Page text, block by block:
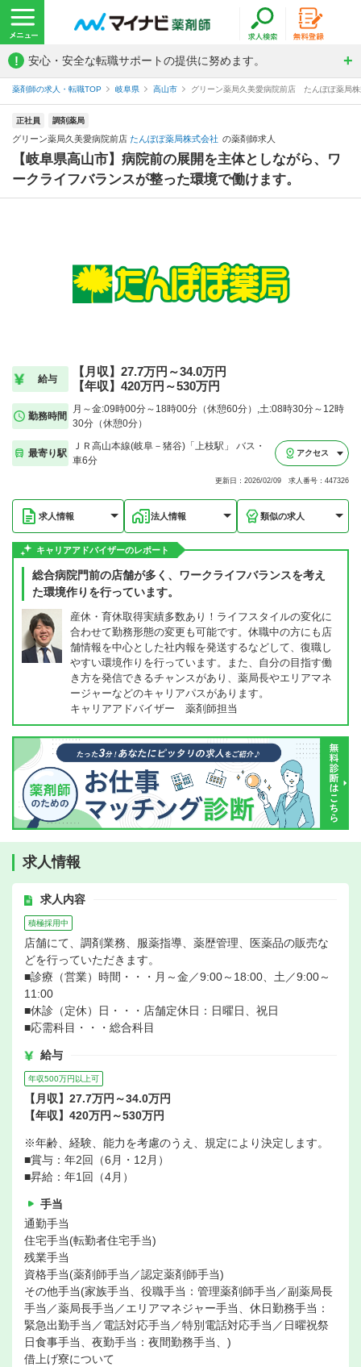
! 安心・安全な転職サポートの提供に努めます。
薬剤師の求人・転職TOP 岐阜県 高山市 グリーン薬局久美愛病院前店 たんぽぽ薬局
正社員 調剤薬局
グリーン薬局久美愛病院前店 たんぽぽ薬局株式会社 の薬剤師求人
【岐阜県高山市】病院前の展開を主体としながら、ワ
ークライフバランスが整った環境で働けます。
給与
【月収】27.7万円～34.0万円
【年収】420万円～530万円
勤務時間
月～金:09時00分～18時00分（休憩60分）,土:08時30分～12時
30分（休憩0分）
最寄り駅
ＪＲ高山本線(岐阜－猪谷)「上枝駅」 バス・
車6分
アクセス
更新日：2026/02/09 求人番号：447326
求人情報 法人情報 類似の求人
キャリアアドバイザーのレポート
総合病院門前の店舗が多く、ワークライフバランスを考え
た環境作りを行っています。
産休・育休取得実績多数あり！ライフスタイルの変化に
合わせて勤務形態の変更も可能です。休職中の方にも店
舗情報を中心とした社内報を発送するなどして、復職し
やすい環境作りを行っています。また、自分の目指す働
き方を発信できるチャンスがあり、薬局長やエリアマネ
ージャーなどのキャリアパスがあります。
キャリアアドバイザー 薬剤師担当
求人情報
求人内容
積極採用中
店舗にて、調剤業務、服薬指導、薬歴管理、医薬品の販売な
どを行っていただきます。
■診療（営業）時間・・・月～金／9:00～18:00、土／9:00～
11:00
■休診（定休）日・・・店舗定休日：日曜日、祝日
■応需科目・・・総合科目
給与
年収500万円以上可
【月収】27.7万円～34.0万円
【年収】420万円～530万円
※年齢、経験、能力を考慮のうえ、規定により決定します。
■賞与：年2回（6月・12月）
■昇給：年1回（4月）
手当
通勤手当
住宅手当(転勤者住宅手当)
残業手当
資格手当(薬剤師手当／認定薬剤師手当)
その他手当(家族手当、役職手当：管理薬剤師手当／副薬局長
手当／薬局長手当／エリアマネジャー手当、休日勤務手当：
緊急出勤手当／電話対応手当／特別電話対応手当／日曜祝祭
日食事手当、夜勤手当：夜間勤務手当、)
借上げ寮について